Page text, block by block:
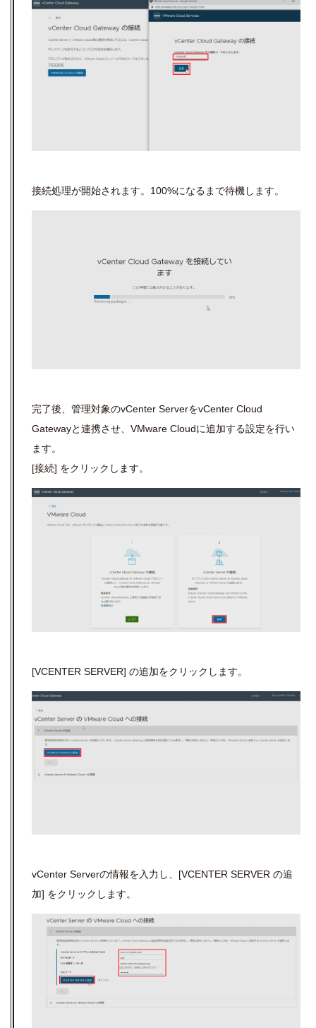
接続処理が開始されます。 100%になるまで待機します。
完了後、管理対象のvCenter ServerをvCenter Cloud
Gatewayと連携させ、 VMware Cloudに追加する設定を行い
ます。
[接続] をクリックします。
[VCENTER SERVER] の追加をクリックします。
vCenter Serverの情報を入力し、 [VCENTER SERVER の追
加] をクリックします。